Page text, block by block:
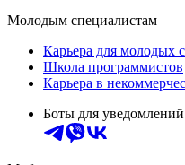
Молодым специалистам
Карьера для молодых
Школа программистов
Карьера в
Боты для уведомлений